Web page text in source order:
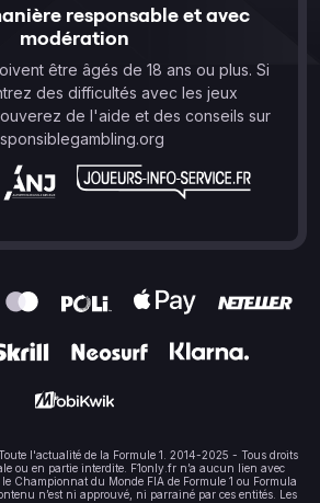
responsable et avec
modération
être âgés de 18 ans ou plus. Si
des difficultés avec les jeux
de l'aide et des conseils sur
l'actualité de la Formule 1. 2014-2025 - Tous droits
ou en partie interdite. F1only.fr n’a aucun lien avec
Championnat du Monde FIA de Formule 1 ou Formula
n’est ni approuvé, ni parrainé par ces entités. Les